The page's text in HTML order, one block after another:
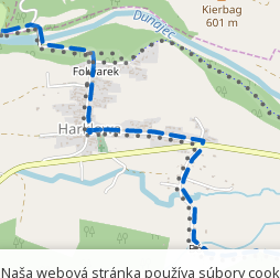
Naša webová stránka používa súbory